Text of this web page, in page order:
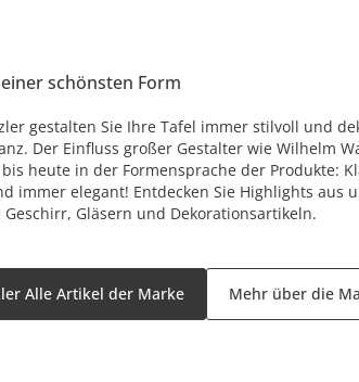
schönsten Form
gestalten Sie Ihre Tafel immer stilvoll und
Der Einfluss großer Gestalter wie Wilhelm
heute in der Formensprache der Produkte:
immer elegant! Entdecken Sie Highlights aus
Gläsern und Dekorationsartikeln.
Alle Artikel der Marke Mehr über die